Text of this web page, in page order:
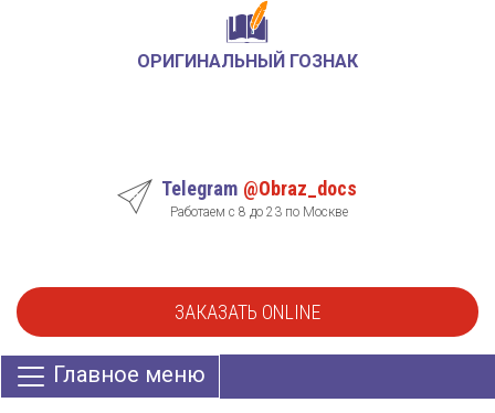
ОРИГИНАЛЬНЫЙ ГОЗНАК
Telegram @Obraz_docs
Работаем с 8 до 23 по Москве
ЗАКАЗАТЬ ONLINE
Главное меню